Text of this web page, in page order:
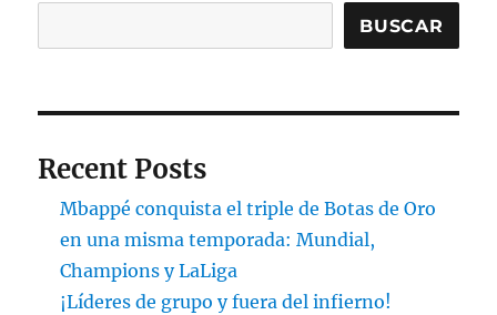
BUSCAR
Recent Posts
Mbappé conquista el triple de Botas de Oro
en una misma temporada: Mundial,
Champions y LaLiga
¡Líderes de grupo y fuera del infierno!